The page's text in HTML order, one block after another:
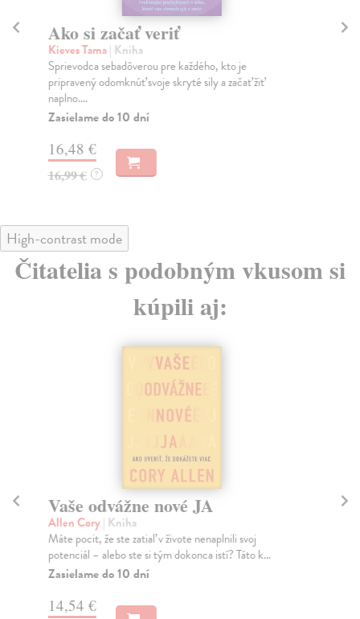
Ako si začať veriť
Kieves Tama| Kniha
Sprievodca sebadôverou pre každého, kto je
pripravený odomknúť svoje skryté sily a začať žiť
naplno....
Zasielame do 10 dní
16,48 €
16,99 € ?
High-contrast mode
Čitatelia s podobným vkusom si
kúpili aj:
Vaše odvážne nové JA
Allen Cory| Kniha
Máte pocit, že ste zatiaľ v živote nenaplnili svoj
potenciál – alebo ste si tým dokonca istí? Táto k...
Zasielame do 10 dní
14,54 €